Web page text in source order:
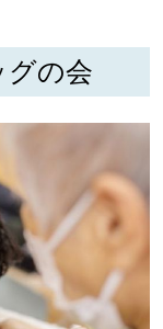
みたい】
札幌市
グの会